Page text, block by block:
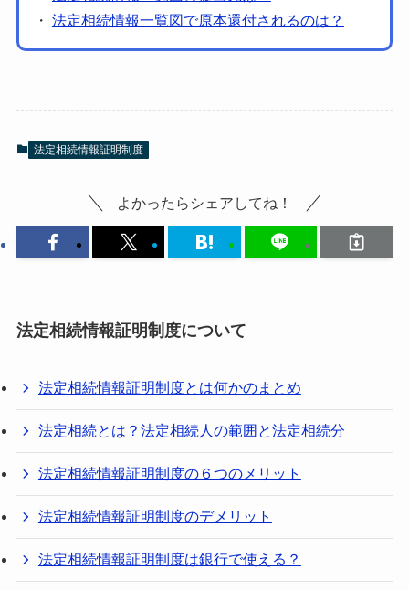
・ 法定相続情報一覧図で原本還付されるのは？
法定相続情報証明制度
よかったらシェアしてね！
法定相続情報証明制度について
法定相続情報証明制度とは何かのまとめ
法定相続とは？法定相続人の範囲と法定相続分
法定相続情報証明制度の６つのメリット
法定相続情報証明制度のデメリット
法定相続情報証明制度は銀行で使える？